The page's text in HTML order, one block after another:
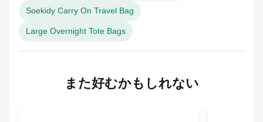
Soekidy Carry On Travel Bag
Large Overnight Tote Bags
また好むかもしれない